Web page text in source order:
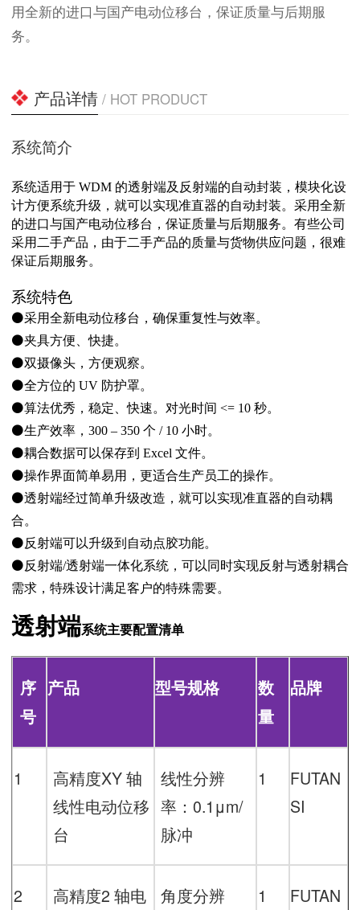
用全新的进口与国产电动位移台，保证质量与后期服
务。
产品详情 / HOT PRODUCT
系统简介
系统适用于 WDM 的透射端及反射端的自动封装，模块化设
计方便系统升级，就可以实现准直器的自动封装。 采用全新
的进口与国产电动位移台，保证质量与后期服务。有些公司
采用二手产品，由于二手产品的质量与货物供应问题，很难
保证后期服务。
系统特色
⚫采用全新电动位移台，确保重复性与效率。
⚫夹具方便、快捷。
⚫双摄像头，方便观察。
⚫全方位的 UV 防护罩。
⚫算法优秀，稳定、快速。对光时间 <= 10 秒。
⚫生产效率，300 – 350 个 / 10 小时。
⚫耦合数据可以保存到 Excel 文件。
⚫操作界面简单易用，更适合生产员工的操作。
⚫透射端经过简单升级改造，就可以实现准直器的自动耦
合。
⚫反射端可以升级到自动点胶功能。
⚫反射端/透射端一体化系统，可以同时实现反射与透射耦合
需求，特殊设计满足客户的特殊需要。
透射端系统主要配置清单
序
号
产品 型号规格
数
量
品牌
1 高精度XY轴
线性电动位移
台
线性分辨
率： 0.1μm/
脉冲
1
FUTAN
SI
2 高精度2 轴电 角度分辨 1 FUTAN